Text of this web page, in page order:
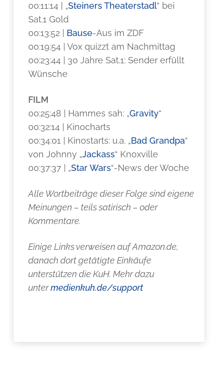
00:11:14 | „Steiners Theaterstadl“ bei
Sat.1 Gold
00:13:52 | Bause-Aus im ZDF
00:19:54 | Vox quizzt am Nachmittag
00:23:44 | 30 Jahre Sat.1: Sender erfüllt
Wünsche
FILM
00:25:48 | Hammes sah: „Gravity“
00:32:14 | Kinocharts
00:34:01 | Kinostarts: u.a. „Bad Grandpa“
von Johnny „Jackass“ Knoxville
00:37:37 | „Star Wars“-News der Woche
Alle Wortbeiträge dieser Folge sind eigene
Meinungen – teils satirisch – oder
Kommentare.
Einige Links verweisen auf Amazon.de,
danach dort getätigte Einkäufe
unterstützen die KuH. Mehr dazu
untermedienkuh.de/support